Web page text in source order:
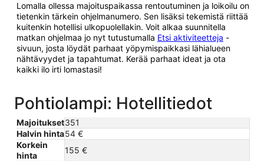
Lomalla ollessa majoituspaikassa rentoutuminen ja loikoilu on
tietenkin tärkein ohjelmanumero. Sen lisäksi tekemistä riittää
kuitenkin hotellisi ulkopuolellakin. Voit alkaa suunnitella
matkan ohjelmaa jo nyt tutustumalla Etsi aktiviteetteja -
sivuun, josta löydät parhaat yöpymispaikkasi lähialueen
nähtävyydet ja tapahtumat. Kerää parhaat ideat ja ota
kaikki ilo irti lomastasi!
Pohtiolampi: Hotellitiedot
Majoitukset351
Halvin hinta54 €
Korkein
hinta
155 €